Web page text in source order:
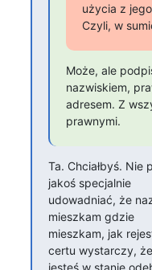
użycia z
Czyli, w
Może, ale
nazwiskiem,
adresem. Z
prawnymi.
Ta. Chciałbyś. Nie
jakoś specjalnie
udowadniać, że
mieszkam gdzie
mieszkam, jak
certu wystarczy, że
jesteś w stanie